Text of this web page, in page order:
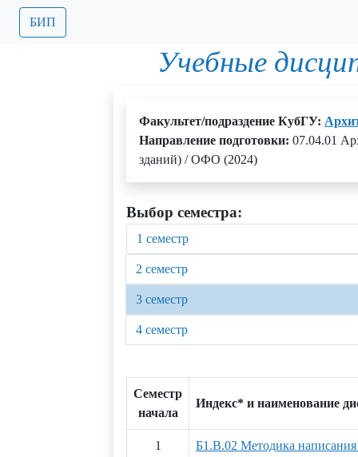
БИП
Учебные
Факультет/подраздение КубГУ:
Направление подготовки: 07.04.01
зданий) / ОФО (2024)
Выбор семестра:
1 семестр
2 семестр
3 семестр
4 семестр
Семестр
начала
Индекс* и наименование
1
Б1.В.02 Методика написания